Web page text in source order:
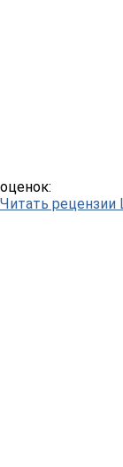
оценок:
Читать рецензии